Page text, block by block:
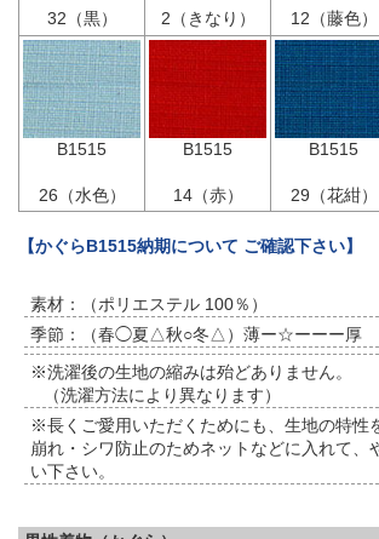
32（黒） 2（きなり） 12（藤色）
B1515
26（水色）
B1515
14（赤）
B1515
29（花紺）
【かぐらB1515納期について ご確認下さい】
素材：（ポリエステル 100％）
季節：（春◯夏△秋○冬△）薄ー☆ーーー厚
※洗濯後の生地の縮みは殆どありません。
（洗濯方法により異なります）
※長くご愛用いただくためにも、生地の特性
崩れ・シワ防止のためネットなどに入れて、
い下さい。